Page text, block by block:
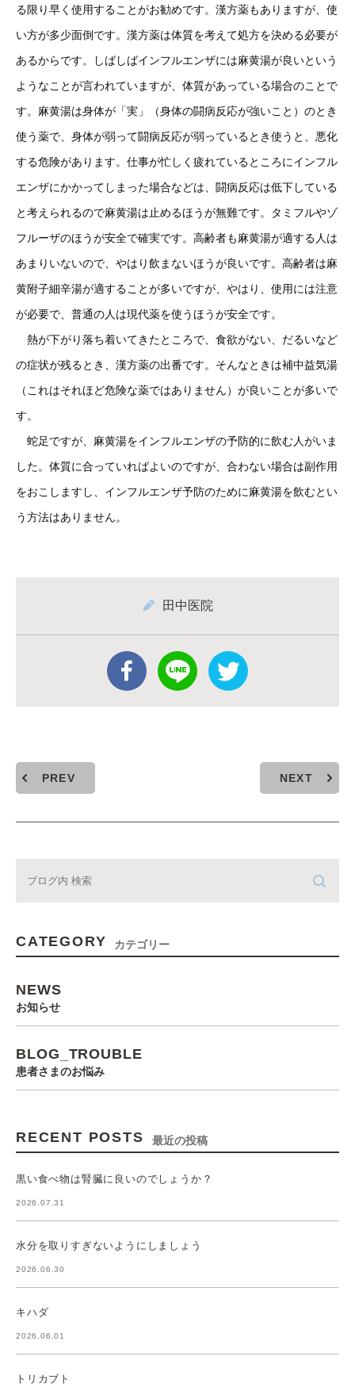
る限り早く使用することがお勧めです。漢方薬もありますが、使
い方が多少面倒です。漢方薬は体質を考えて処方を決める必要が
あるからです。しばしばインフルエンザには麻黄湯が良いという
ようなことが言われていますが、体質があっている場合のことで
す。麻黄湯は身体が「実」（身体の闘病反応が強いこと）のとき
使う薬で、身体が弱って闘病反応が弱っているとき使うと、悪化
する危険があります。仕事が忙しく疲れているところにインフル
エンザにかかってしまった場合などは、闘病反応は低下している
と考えられるので麻黄湯は止めるほうが無難です。タミフルやゾ
フルーザのほうが安全で確実です。高齢者も麻黄湯が適する人は
あまりいないので、やはり飲まないほうが良いです。高齢者は麻
黄附子細辛湯が適することが多いですが、やはり、使用には注意
が必要で、普通の人は現代薬を使うほうが安全です。
熱が下がり落ち着いてきたところで、食欲がない、だるいなど
の症状が残るとき、漢方薬の出番です。そんなときは補中益気湯
（これはそれほど危険な薬ではありません）が良いことが多いで
す。
蛇足ですが、麻黄湯をインフルエンザの予防的に飲む人がいま
した。体質に合っていればよいのですが、合わない場合は副作用
をおこしますし、インフルエンザ予防のために麻黄湯を飲むとい
う方法はありません。
田中医院
PREV NEXT
CATEGORY カテゴリー
NEWS
お知らせ
BLOG_TROUBLE
患者さまのお悩み
RECENT POSTS 最近の投稿
黒い食べ物は腎臓に良いのでしょうか？
2026.07.31
水分を取りすぎないようにしましょう
2026.06.30
キハダ
2026.06.01
トリカブト